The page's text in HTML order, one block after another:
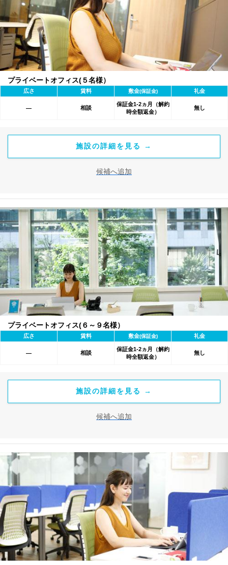
プライベートオフィス(５名様）
広さ 賃料 敷金(保証金) 礼金
― 相談
保証金1-2ヵ月（解約
時全額返金）
無し
施設の詳細を見る →
候補へ追加
プライベートオフィス(６～９名様）
広さ 賃料 敷金(保証金) 礼金
― 相談
保証金1-2ヵ月（解約
時全額返金）
無し
施設の詳細を見る →
候補へ追加